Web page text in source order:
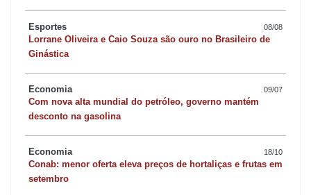
Esportes 08/08
Lorrane Oliveira e Caio Souza são ouro no Brasileiro de
Ginástica
Economia 09/07
Com nova alta mundial do petróleo, governo mantém
desconto na gasolina
Economia 18/10
Conab: menor oferta eleva preços de hortaliças e frutas em
setembro